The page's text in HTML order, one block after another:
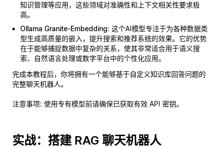
知识管理等应用，这些领域对准确性和上下文相关性要求极
高。
Ollama Granite-Embedding: 这个AI模型专注于为各种数据类
型生成高质量的嵌入，提升搜索和推荐系统的效果。它的优势
在于能够捕捉数据中复杂的关系，使其非常适合用于语义搜
索、自然语言处理或数字平台中的个性化应用。
完成本教程后，你将拥有一个能够基于自定义知识库回答问题的
完整聊天机器人。
注意事项: 使用专有模型前请确保已获取有效 API 密钥。
实战：搭建 RAG 聊天机器人